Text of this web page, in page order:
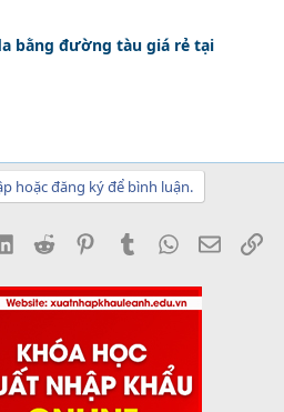
bằng đường tàu giá rẻ tại
hoặc đăng ký để bình luận.
LinkedInReddit PinterestTumblrWhatsApp
Email